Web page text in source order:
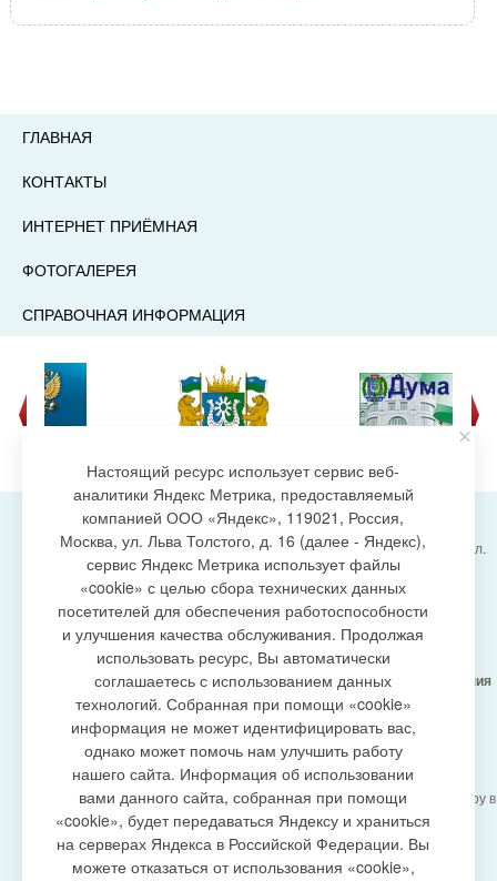
ГЛАВНАЯ
КОНТАКТЫ
ИНТЕРНЕТ ПРИЁМНАЯ
ФОТОГАЛЕРЕЯ
СПРАВОЧНАЯ ИНФОРМАЦИЯ
создание сайта
Администрация городского поселения Излучинск, ул.
Энергетиков, 6, пгт. Излучинск, Нижневартовский
район,
Ханты-Мансийский автономный округ-Югра
(Тюменская область), 628634
Сетевое изданиеhttps://www.gp-izluchinsk.ru
16+
Учредитель -Администрация городского поселения
Излучинск
Главный редактор - Бурич Денис Ярославович
Телефон/факс: (3466) 28-13-77 , e-mail:
admizl@rambler.ru
Сетевое изданиеhttps://www.gp-izluchinsk.ru
зарегистрировано Федеральной службой по надзору в
сфере связи,
информационных технологий и массовых
коммуникаций (Роскомнадзор), регистрационный
номер СМИ
Настоящий ресурс использует сервис веб-
аналитики Яндекс Метрика, предоставляемый
компанией ООО «Яндекс», 119021, Россия,
Москва, ул. Льва Толстого, д. 16 (далее - Яндекс),
сервис Яндекс Метрика использует файлы
«cookie» с целью сбора технических данных
посетителей для обеспечения работоспособности
и улучшения качества обслуживания. Продолжая
использовать ресурс, Вы автоматически
соглашаетесь с использованием данных
технологий. Собранная при помощи «cookie»
информация не может идентифицировать вас,
однако может помочь нам улучшить работу
нашего сайта. Информация об использовании
вами данного сайта, собранная при помощи
«cookie», будет передаваться Яндексу и храниться
на серверах Яндекса в Российской Федерации. Вы
можете отказаться от использования «cookie»,